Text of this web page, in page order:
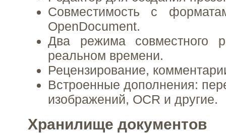
Совместимость с
OpenDocument.
Два режима совместного
реальном времени.
Рецензирование,
Встроенные дополнения:
изображений, OCR и другие.
Хранилище документов